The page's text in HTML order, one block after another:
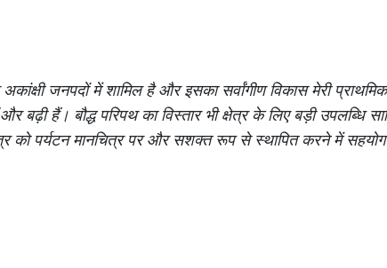
अकांक्षी जनपदों में शामिल है और इसका सर्वांगीण विकास मेरी
बढ़ी हैं। बौद्ध परिपथ का विस्तार भी क्षेत्र के लिए बड़ी उपलब्धि
को पर्यटन मानचित्र पर और सशक्त रूप से स्थापित करने में